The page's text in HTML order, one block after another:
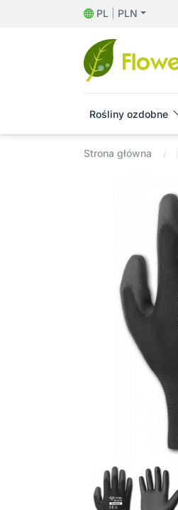
PL PLN
Rośliny ozdobne
Strona główna